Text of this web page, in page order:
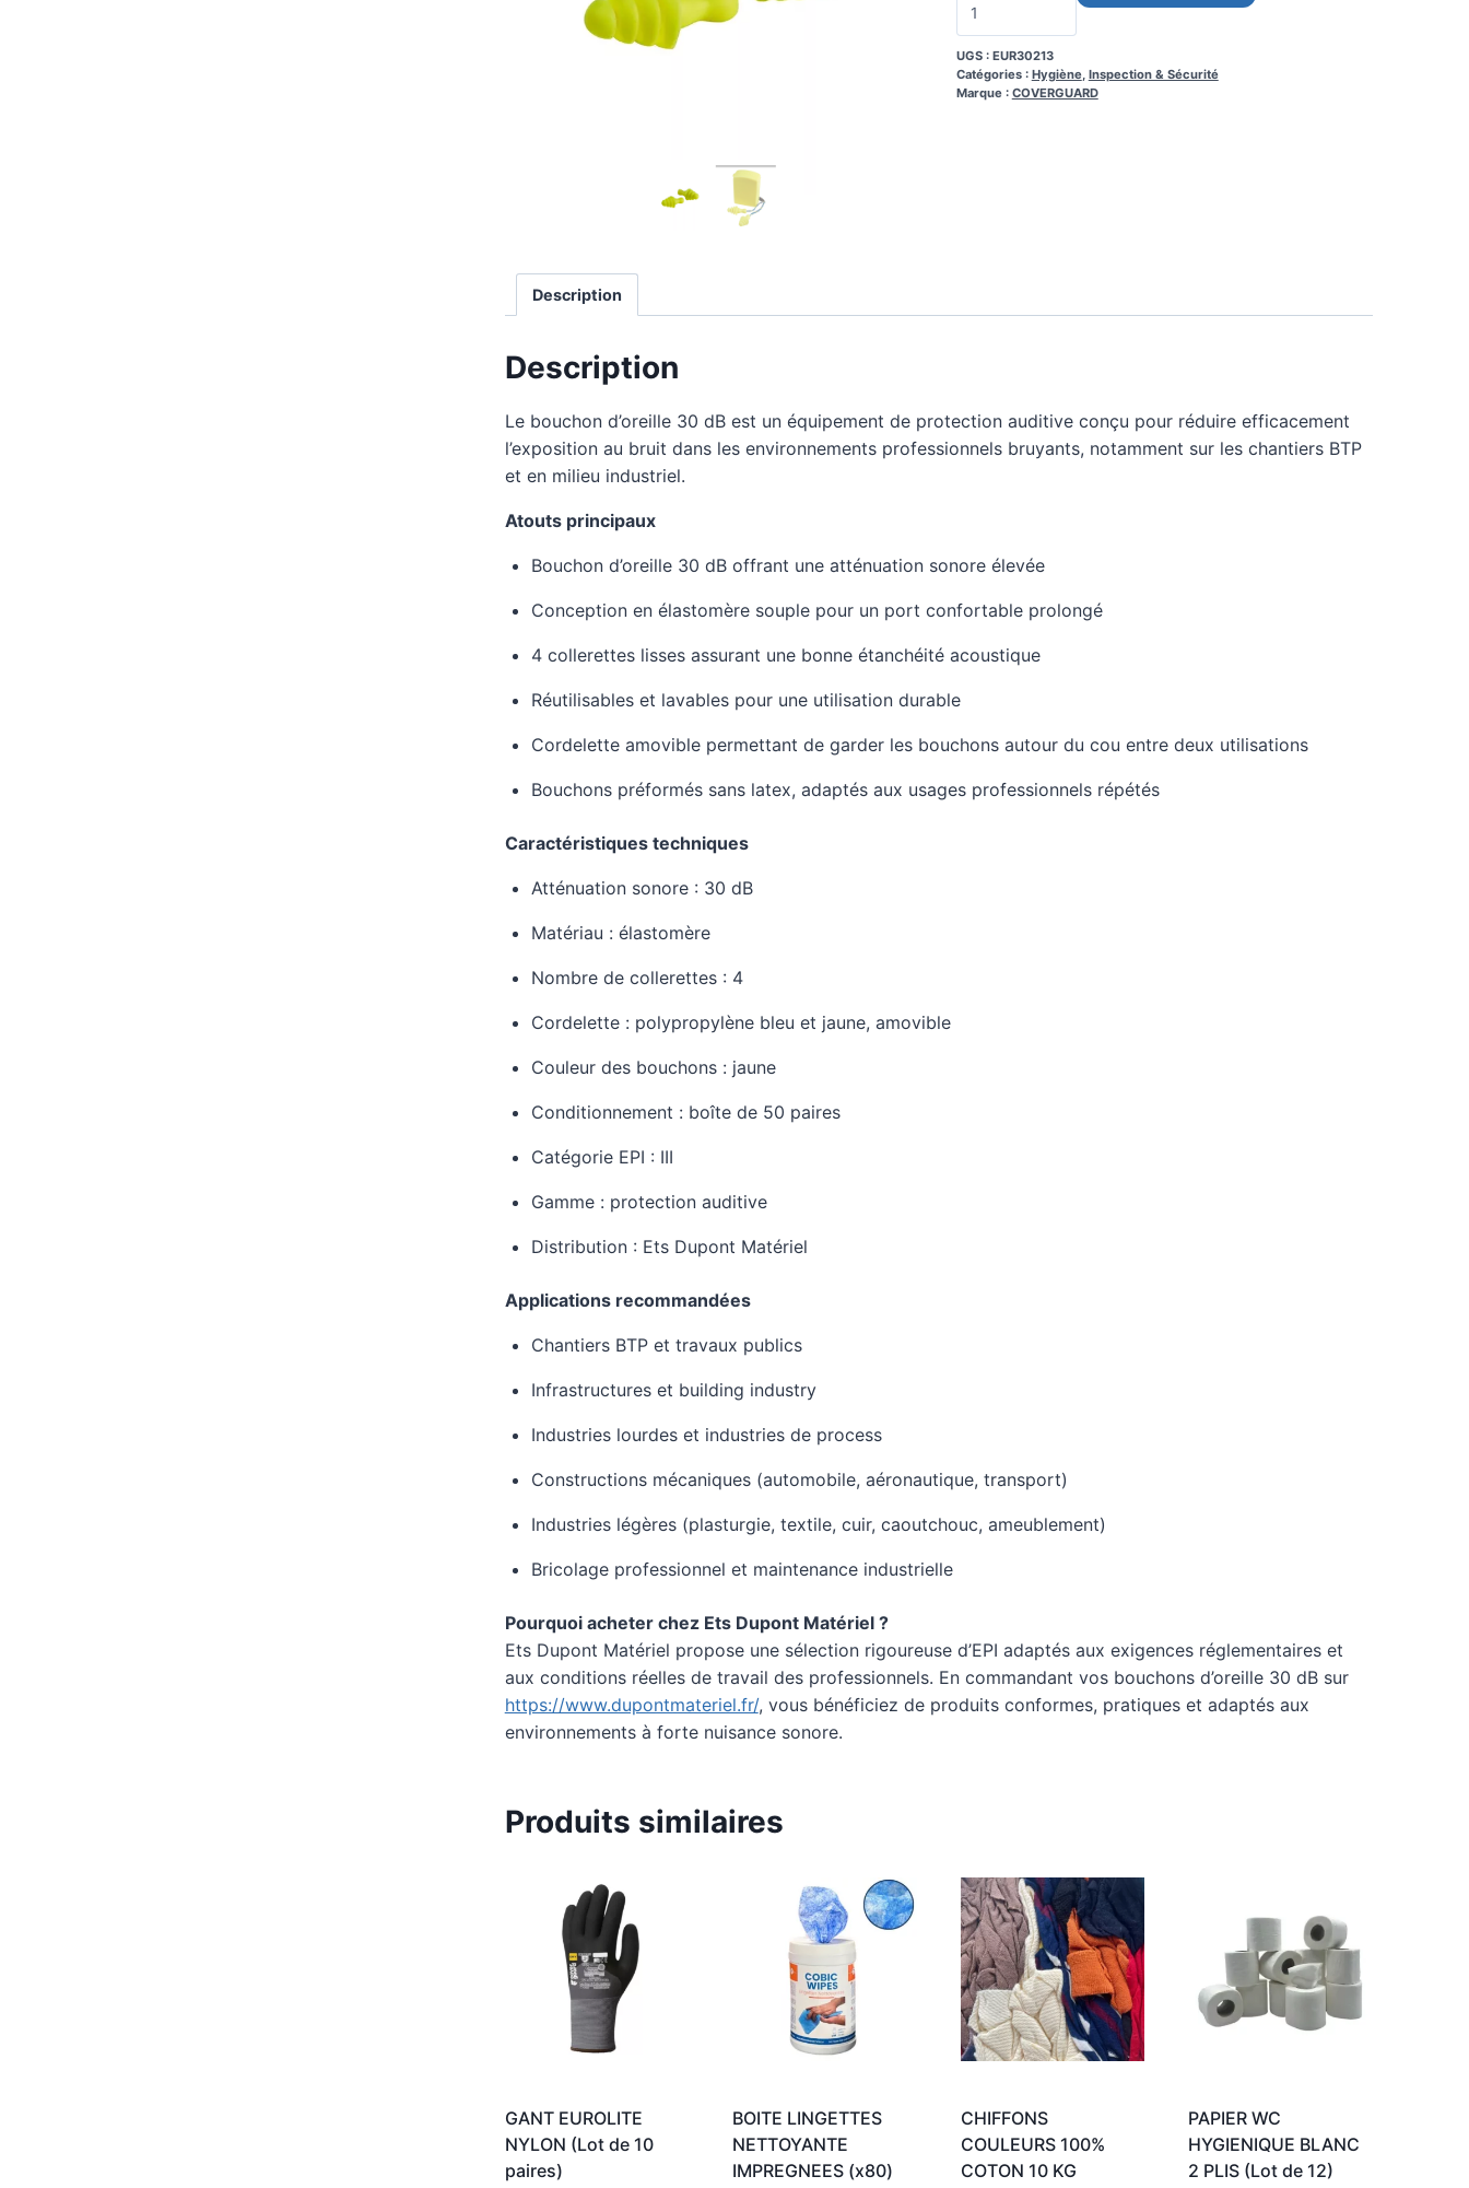
UGS : EUR30213
Catégories : Hygiène, Inspection & Sécurité
Marque : COVERGUARD
Description
Description
Le bouchon d’oreille 30 dB est un équipement de protection auditive conçu pour réduire efficacement
l’exposition au bruit dans les environnements professionnels bruyants, notamment sur les chantiers BTP
et en milieu industriel.
Atouts principaux
Bouchon d’oreille 30 dB offrant une atténuation sonore élevée
Conception en élastomère souple pour un port confortable prolongé
4 collerettes lisses assurant une bonne étanchéité acoustique
Réutilisables et lavables pour une utilisation durable
Cordelette amovible permettant de garder les bouchons autour du cou entre deux utilisations
Bouchons préformés sans latex, adaptés aux usages professionnels répétés
Caractéristiques techniques
Atténuation sonore : 30 dB
Matériau : élastomère
Nombre de collerettes : 4
Cordelette : polypropylène bleu et jaune, amovible
Couleur des bouchons : jaune
Conditionnement : boîte de 50 paires
Catégorie EPI : III
Gamme : protection auditive
Distribution : Ets Dupont Matériel
Applications recommandées
Chantiers BTP et travaux publics
Infrastructures et building industry
Industries lourdes et industries de process
Constructions mécaniques (automobile, aéronautique, transport)
Industries légères (plasturgie, textile, cuir, caoutchouc, ameublement)
Bricolage professionnel et maintenance industrielle
Pourquoi acheter chez Ets Dupont Matériel ?
Ets Dupont Matériel propose une sélection rigoureuse d’EPI adaptés aux exigences réglementaires et
aux conditions réelles de travail des professionnels. En commandant vos bouchons d’oreille 30 dB sur
https://www.dupontmateriel.fr/, vous bénéficiez de produits conformes, pratiques et adaptés aux
environnements à forte nuisance sonore.
Produits similaires
GANT EUROLITE
NYLON (Lot de 10
paires)
BOITE LINGETTES
NETTOYANTE
IMPREGNEES (x80)
CHIFFONS
COULEURS 100%
COTON 10 KG
PAPIER WC
HYGIENIQUE BLANC
2 PLIS (Lot de 12)